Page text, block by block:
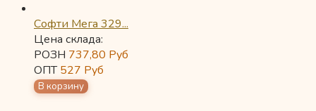
Софти Мега 329...
Цена склада:
РОЗН 737,80 Руб
ОПТ527 Руб